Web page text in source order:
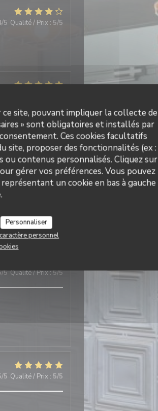
site, pouvant impliquer la collecte de
» sont obligatoires et installés par
Ces cookies facultatifs
site, proposer des fonctionnalités (ex :
ou contenus personnalisés. Cliquez sur
gérer vos préférences. Vous pouvez
un cookie en bas à gauche
Personnaliser
personnel
/5 Qualité / Prix : 5/5
/5 Qualité / Prix: 4/5
/5 Qualité / Prix:5/5
/5 Qualité / Prix : 5/5